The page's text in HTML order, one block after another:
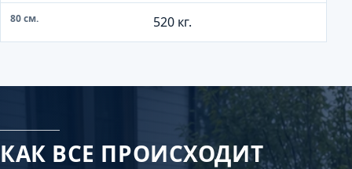
520 кг.
КАК ВСЕ ПРОИСХОДИТ